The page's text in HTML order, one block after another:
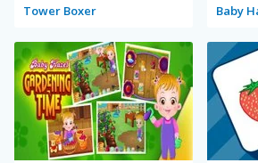
Tower Boxer Baby